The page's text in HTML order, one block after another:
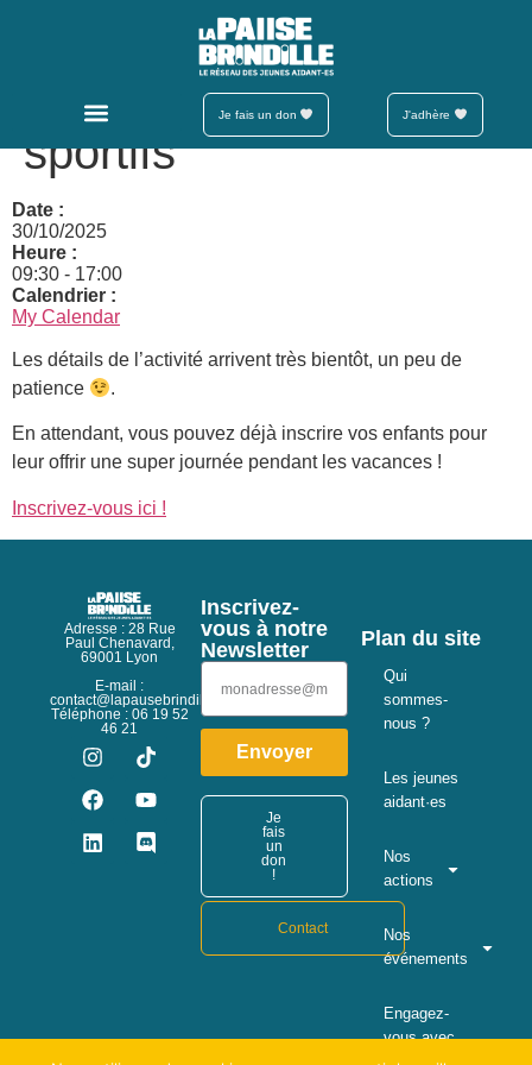
Je fais un don J'adhère
BP Enfants – Atelier
customisation et jeux
sportifs
Date :
30/10/2025
Heure :
09:30 - 17:00
Calendrier :
My Calendar
Les détails de l’activité arrivent très bientôt, un peu de
patience
.
En attendant, vous pouvez déjà inscrire vos enfants pour
leur offrir une super journée pendant les vacances !
Inscrivez-vous ici !
Adresse : 28 Rue
Paul Chenavard,
69001 Lyon
E-mail :
contact@lapausebrindille.org
Téléphone : 06 19 52
46 21
Inscrivez-
vous à notre
Newsletter
Envoyer
Je
fais
un
don
!
Contact
Plan du site
Qui
sommes-
nous ?
Les jeunes
aidant·es
Nos
actions
Nos
événements
Engagez-
vous avec
nous !